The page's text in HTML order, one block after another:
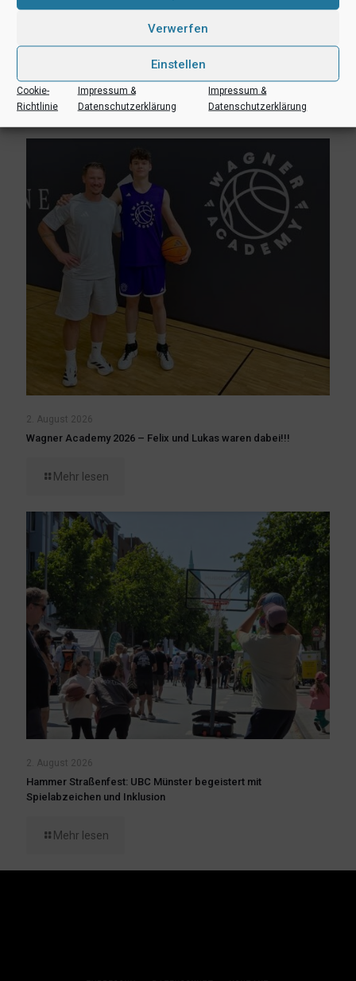
Verwerfen
Einstellen
Cookie-
Richtlinie
Impressum &
Datenschutzerklärung
Impressum &
Datenschutzerklärung
3. August 2026
Erik Niggemann setzt Karriere in Ibbenbüren fort
Mehr lesen
2. August 2026
Wagner Academy 2026 – Felix und Lukas waren dabei!!!
Mehr lesen
2. August 2026
Hammer Straßenfest: UBC Münster begeistert mit
Spielabzeichen und Inklusion
Mehr lesen